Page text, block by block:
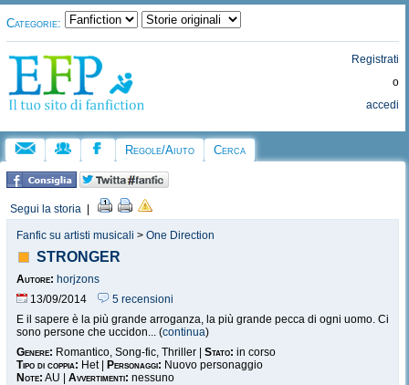
Categorie:
Registrati
o
accedi
Regole/Aiuto Cerca
Segui la storia
Fanfic su artisti musicali > One Direction
STRONGER
Autore: horjzons
13/09/2014
5 recensioni
E il sapere è la più grande arroganza, la più grande pecca di ogni uomo. Ci
sono persone che uccidon... (continua)
Genere: Romantico, Song-fic, Thriller | Stato: in corso
Tipo di coppia: Het | Personaggi: Nuovo personaggio
Note: AU | Avvertimenti: nessuno